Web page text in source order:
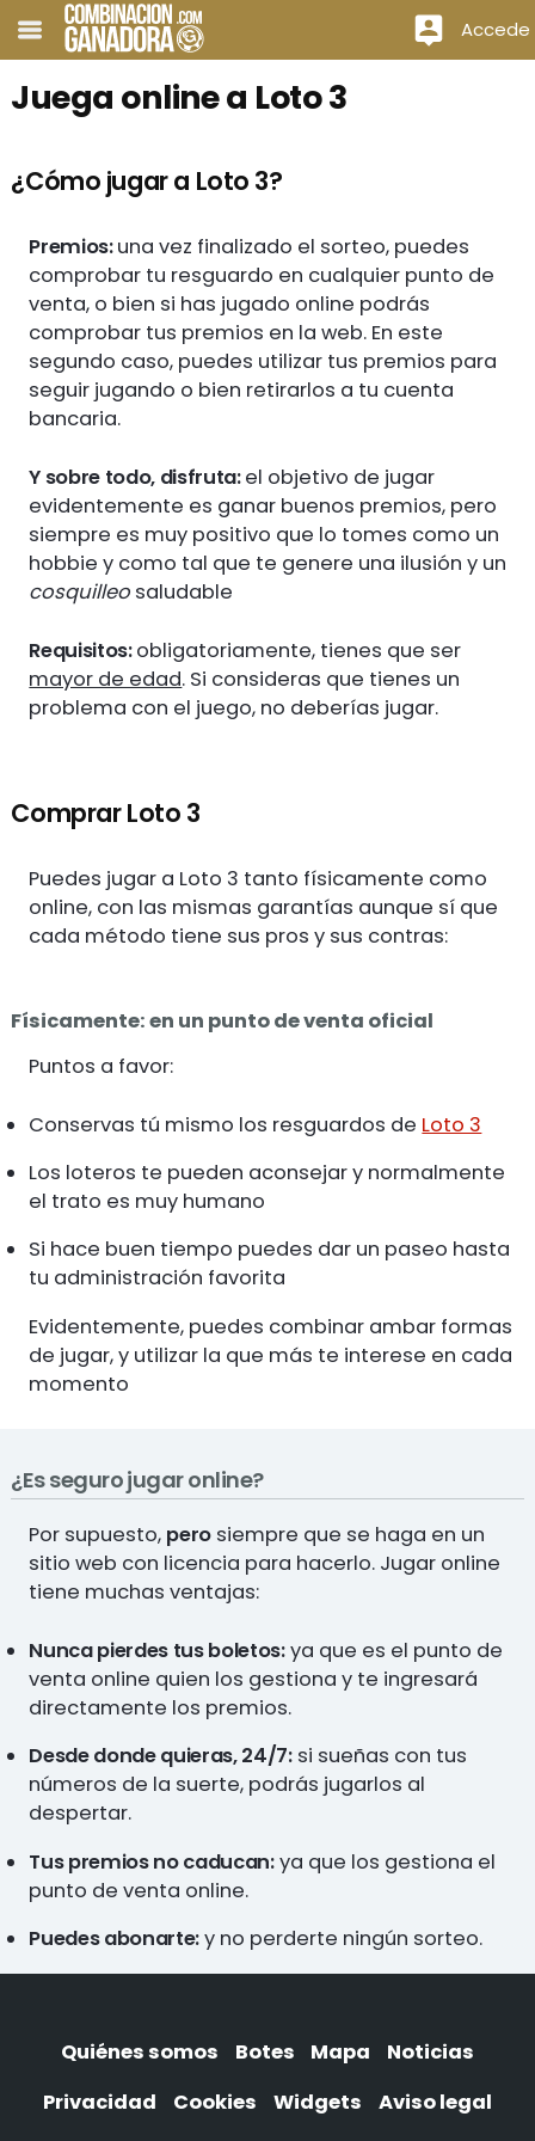
Accede
Juega online a Loto 3
¿Cómo jugar a Loto 3?
Premios:una vez finalizado el sorteo, puedes
comprobar tu resguardo en cualquier punto de
venta, o bien si has jugado online podrás
comprobar tus premios en la web. En este
segundo caso, puedes utilizar tus premios para
seguir jugando o bien retirarlos a tu cuenta
bancaria.
Y sobre todo, disfruta:el objetivo de jugar
evidentemente es ganar buenos premios, pero
siempre es muy positivo que lo tomes como un
hobbie y como tal que te genere una ilusión y un
cosquilleo saludable
Requisitos:obligatoriamente, tienes que ser
mayor de edad. Si consideras que tienes un
problema con el juego, no deberías jugar.
Comprar Loto 3
Puedes jugar a Loto 3 tanto físicamente como
online, con las mismas garantías aunque sí que
cada método tiene sus pros y sus contras:
Físicamente: en un punto de venta oficial
Puntos a favor:
Conservas tú mismo los resguardos de Loto 3
Los loteros te pueden aconsejar y normalmente
el trato es muy humano
Si hace buen tiempo puedes dar un paseo hasta
tu administración favorita
Evidentemente, puedes combinar ambar formas
de jugar, y utilizar la que más te interese en cada
momento
¿Es seguro jugar online?
Por supuesto, pero siempre que se haga en un
sitio web con licencia para hacerlo. Jugar online
tiene muchas ventajas:
Nunca pierdes tus boletos:ya que es el punto de
venta online quien los gestiona y te ingresará
directamente los premios.
Desde donde quieras, 24/7:si sueñas con tus
números de la suerte, podrás jugarlos al
despertar.
Tus premios no caducan:ya que los gestiona el
punto de venta online.
Puedes abonarte:y no perderte ningún sorteo.
Quiénes somos Botes Mapa
Noticias
Privacidad
Cookies Widgets
Aviso legal